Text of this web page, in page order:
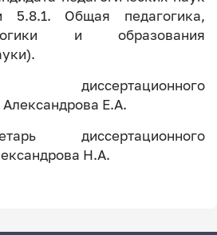
5.8.1. Общая педагогика,
и образования
диссертационного
Е.А.
диссертационного
Н.А.